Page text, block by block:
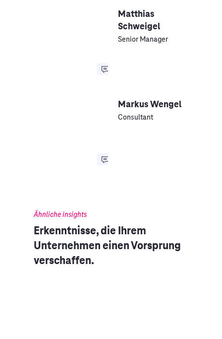
Matthias
Schweigel
Senior Manager
Markus Wengel
Consultant
Ähnliche insights
Erkenntnisse, die Ihrem
Unternehmen einen Vorsprung
verschaffen.